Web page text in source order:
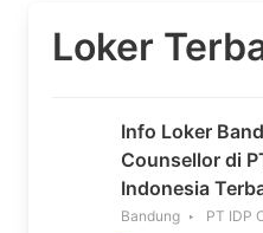
Loker
Info Loker
Counsellor di
Indonesia
Bandung PT IDP